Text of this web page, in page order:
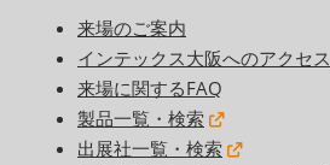
来場のご案内
インテックス大阪へのアクセス
来場に関するFAQ
製品一覧・検索
出展社一覧・検索